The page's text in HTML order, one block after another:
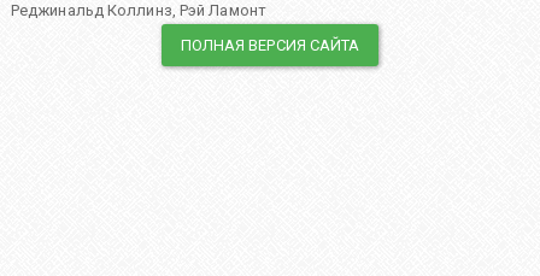
Реджинальд Коллинз, Рэй Ламонт
ПОЛНАЯ ВЕРСИЯ САЙТА